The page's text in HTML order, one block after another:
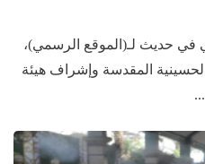
في حديث لـ(الموقع الرسمي)،
الحسينية المقدسة وإشراف هيئة